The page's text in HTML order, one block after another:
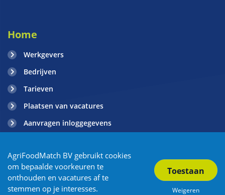
Home
Werkgevers
Bedrijven
Tarieven
Plaatsen van vacatures
Aanvragen inloggegevens
Blogs
AgriFoodMatch BV gebruikt cookies
om bepaalde voorkeuren te
onthouden en vacatures af te
stemmen op je interesses.
Weigeren